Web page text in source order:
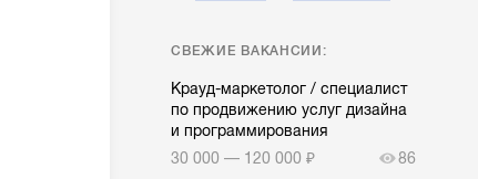
СВЕЖИЕ ВАКАНСИИ:
Крауд-маркетолог / специалист
по продвижению услуг дизайна
и программирования
30 000 — 120 000 ₽
86